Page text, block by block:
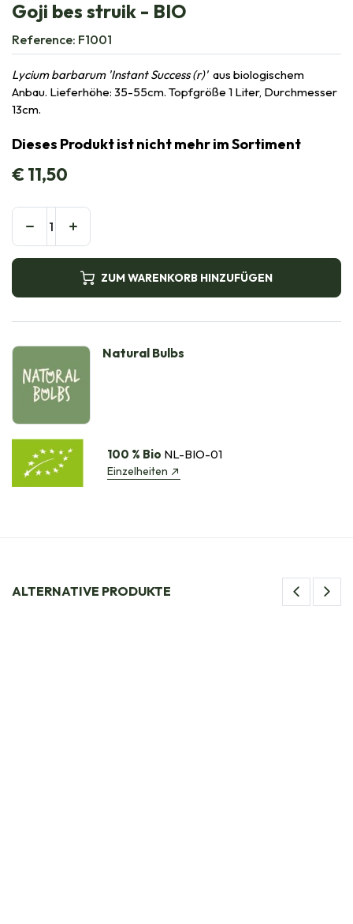
Goji bes struik - BIO
Reference: F1001
Lycium barbarum 'Instant Success (r)'aus biologischem
Anbau. Lieferhöhe: 35-55cm. Topfgröße 1 Liter, Durchmesser
13cm.
Dieses Produkt ist nicht mehr im Sortiment
€11,50
ZUM WARENKORB HINZUFÜGEN
Natural Bulbs
100 % Bio NL-BIO-01
Einzelheiten
ALTERNATIVE PRODUKTE